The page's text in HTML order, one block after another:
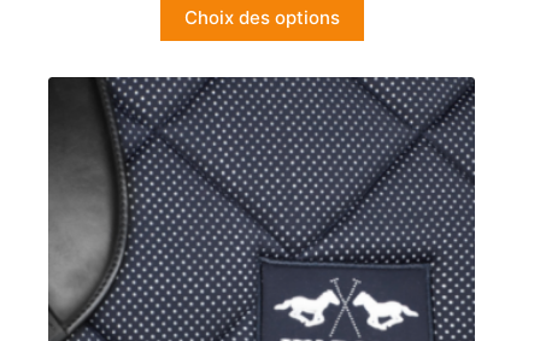
Choix des options